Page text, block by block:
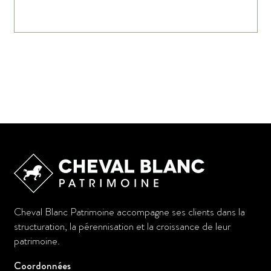
Cheval Blanc Patrimoine accompagne ses clients dans la
structuration, la pérennisation et la croissance de leur
patrimoine.
Coordonnées